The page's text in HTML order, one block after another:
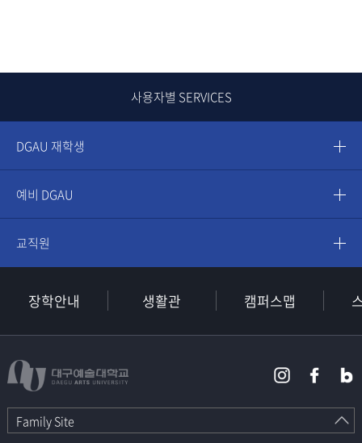
사용자별 SERVICES
DGAU 재학생
예비 DGAU
교직원
장학안내 생활관 캠퍼스맵
Family Site